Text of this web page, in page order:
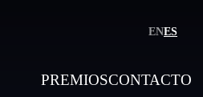
PREMIOSCONTACTO
ENES